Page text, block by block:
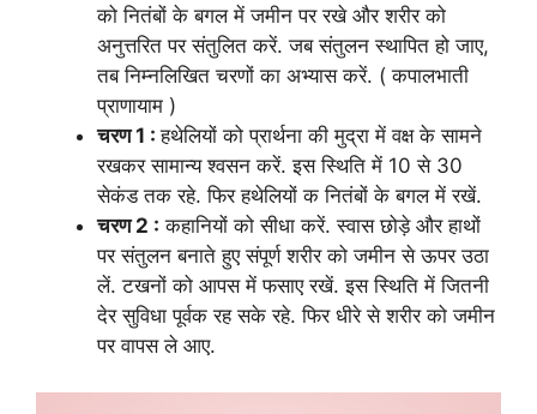
को नितंबों के बगल में जमीन पर रखे और शरीर को
अनुत्तरित पर संतुलित करें. जब संतुलन स्थापित हो जाए,
तब निम्नलिखित चरणों का अभ्यास करें. ( कपालभाती
प्राणायाम )
चरण 1 :हथेलियों को प्रार्थना की मुद्रा में वक्ष के सामने
रखकर सामान्य श्वसन करें. इस स्थिति में 10 से 30
सेकंड तक रहे. फिर हथेलियों क नितंबों के बगल में रखें.
चरण 2 : कहानियों को सीधा करें. स्वास छोड़े और हाथों
पर संतुलन बनाते हुए संपूर्ण शरीर को जमीन से ऊपर उठा
लें. टखनों को आपस में फसाए रखें. इस स्थिति में जितनी
देर सुविधा पूर्वक रह सके रहे. फिर धीरे से शरीर को जमीन
पर वापस ले आए.